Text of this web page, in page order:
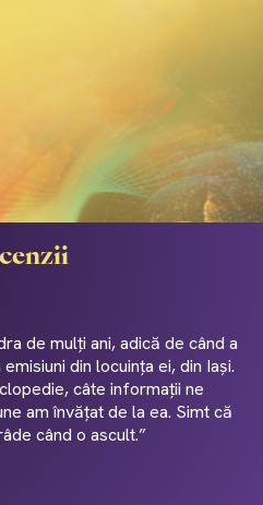
de mulți ani, adică de când a
din locuința ei, din Iași.
câte informații ne
am învățat de la ea. Simt că
când o ascult.”